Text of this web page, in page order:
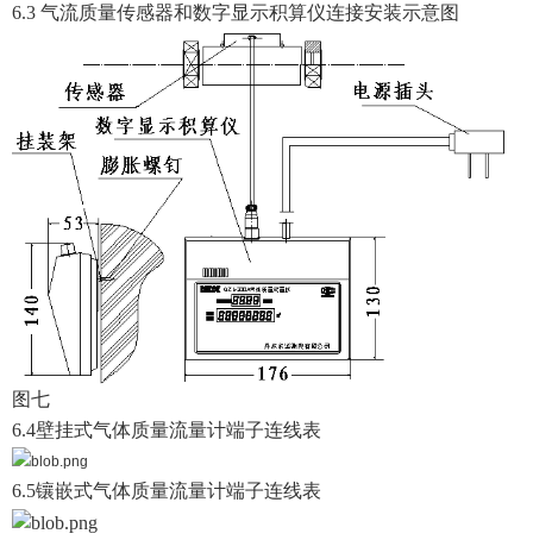
6.3 气流质量传感器和数字显示积算仪连接安装示意图
图七
6.4壁挂式气体质量流量计端子连线表
6.5镶嵌式气体质量流量计端子连线表